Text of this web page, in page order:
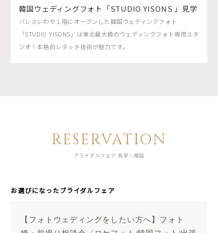
韓国ウェディングフォト「STUDIO YISONS 」見学
パレスいわや１階にオープンした韓国ウェディングフォト
「STUDIO YISONS」は東北最大級のウェディングフォト専用スタ
ジオ！本格的レタッチ技術が魅力です。
RESERVATION
ブライダルフェア 見学・相談
お選びになったブライダルフェア
【フォトウェディングをしたい方へ】フォト